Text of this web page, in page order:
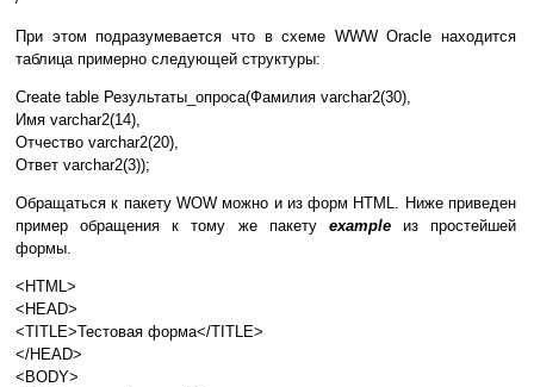
При этом подразумевается что в схеме WWW Oracle находится
таблица примерно следующей структуры:
Create table Результаты_опроса(Фамилия varchar2(30),
Имя varchar2(14),
Отчество varchar2(20),
Ответ varchar2(3));
Обращаться к пакету WOW можно и из форм HTML. Ниже приведен
пример обращения к тому же пакету exampleиз простейшей
формы.
<HTML>
<HEAD>
<TITLE>Тестовая форма</TITLE>
</HEAD>
<BODY>